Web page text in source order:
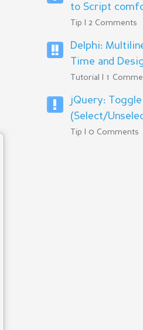
to Script
Tip | 2 Comments
Delphi:
Time and
Tutorial | 1
jQuery:
(Select/
Tip | 0 Comments